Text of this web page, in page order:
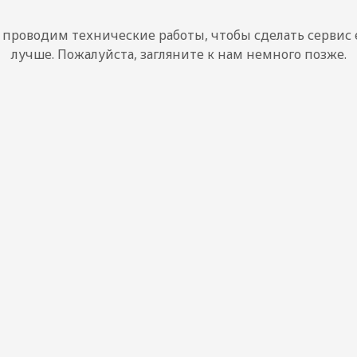
технические работы, чтобы сделать сервис
лучше. Пожалуйста, загляните к нам немного позже.